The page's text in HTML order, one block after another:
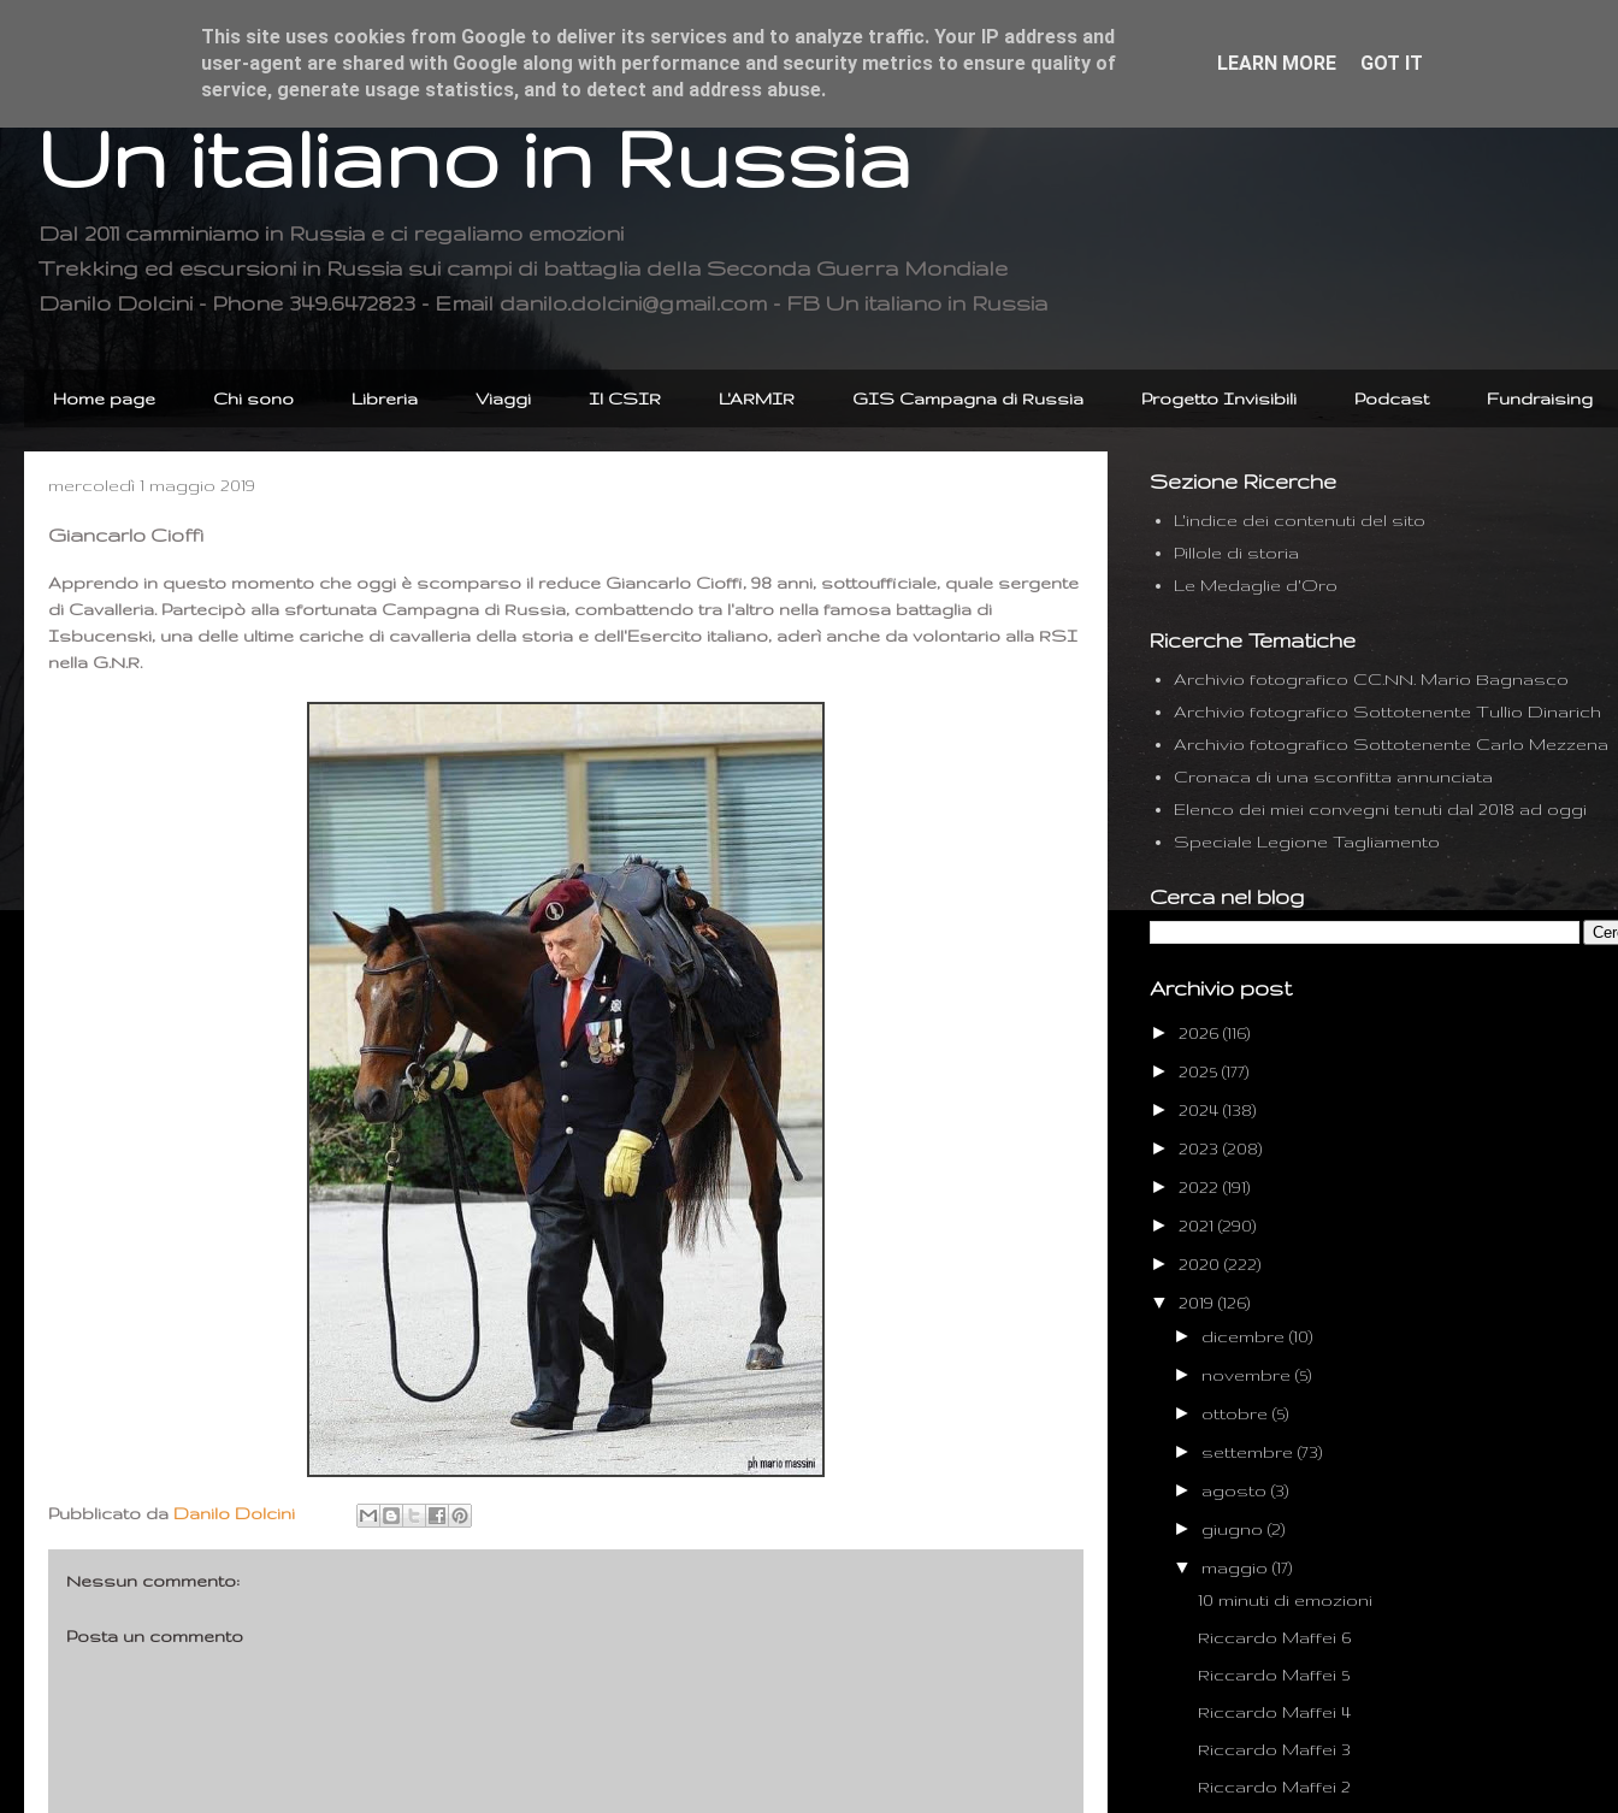
Un italiano in Russia
Dal 2011 camminiamo in Russia e ci regaliamo emozioni
Trekking ed escursioni in Russia sui campi di battaglia della Seconda Guerra Mondiale
Danilo Dolcini - Phone 349.6472823 - Email danilo.dolcini@gmail.com - FB Un italiano in Russia
Home page Chi sono Libreria Viaggi Il CSIR L'ARMIR GIS Campagna di Russia Progetto Invisibili Podcast Fundraising
mercoledì 1 maggio 2019
Giancarlo Cioffi
Apprendo in questo momento che oggi è scomparso il reduce Giancarlo Cioffi, 98 anni, sottoufficiale, quale sergente
di Cavalleria. Partecipò alla sfortunata Campagna di Russia, combattendo tra l'altro nella famosa battaglia di
Isbucenski, una delle ultime cariche di cavalleria della storia e dell'Esercito italiano, aderì anche da volontario alla RSI
nella G.N.R.
Pubblicato da Danilo Dolcini
Nessun commento:
Posta un commento
Sezione Ricerche
L'indice dei contenuti del sito
Pillole di storia
Le Medaglie d'Oro
Ricerche Tematiche
Archivio fotografico CC.NN. Mario Bagnasco
Archivio fotografico Sottotenente Tullio Dinarich
Archivio fotografico Sottotenente Carlo Mezzena
Cronaca di una sconfitta annunciata
Elenco dei miei convegni tenuti dal 2018 ad oggi
Speciale Legione Tagliamento
Cerca nel blog
Archivio post
► 2026 (116)
► 2025 (177)
► 2024 (138)
► 2023 (208)
► 2022 (191)
► 2021 (290)
► 2020 (222)
▼ 2019 (126)
► dicembre(10)
► novembre(5)
► ottobre(5)
► settembre(73)
► agosto(3)
► giugno(2)
▼ maggio(17)
10 minuti di emozioni
Riccardo Maffei 6
Riccardo Maffei 5
Riccardo Maffei 4
Riccardo Maffei 3
Riccardo Maffei 2
This site uses cookies from Google to deliver its services and to analyze traffic. Your IP address and
user-agent are shared with Google along with performance and security metrics to ensure quality of
service, generate usage statistics, and to detect and address abuse.
LEARN MORE GOT IT